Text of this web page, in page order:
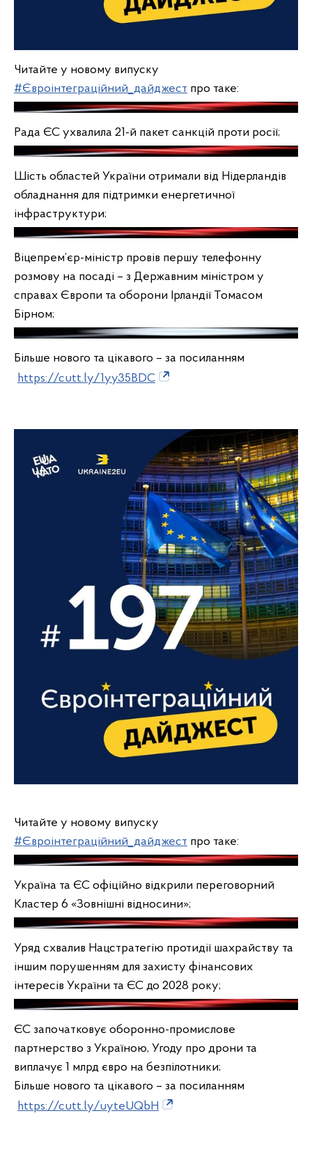
Читайте у новому випуску
#Євроінтеграційний_дайджест про таке:
Рада ЄС ухвалила 21-й пакет санкцій проти росії;
Шість областей України отримали від Нідерландів
обладнання для підтримки енергетичної
інфраструктури;
Віцепрем’єр-міністр провів першу телефонну
розмову на посаді – з Державним міністром у
справах Європи та оборони Ірландії Томасом
Бірном;
Більше нового та цікавого – за посиланням
https://cutt.ly/1yy35BDC
Читайте у новому випуску
#Євроінтеграційний_дайджест про таке:
Україна та ЄС офіційно відкрили переговорний
Кластер 6 «Зовнішні відносини»;
Уряд схвалив Нацстратегію протидії шахрайству та
іншим порушенням для захисту фінансових
інтересів України та ЄС до 2028 року;
ЄС започатковує оборонно-промислове
партнерство з Україною, Угоду про дрони та
виплачує 1 млрд євро на безпілотники;
Більше нового та цікавого – за посиланням
https://cutt.ly/uyteUQbH